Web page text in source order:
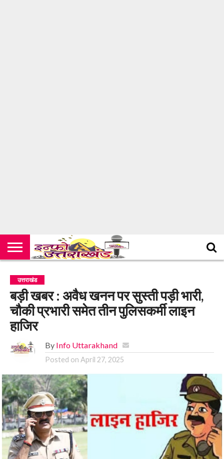
उत्तराखंड
बड़ी खबर : अवैध खनन पर सुस्ती पड़ी भारी,
चौकी प्रभारी समेत तीन पुलिसकर्मी लाइन
हाजिर
By Info Uttarakhand
Posted on April 27, 2025